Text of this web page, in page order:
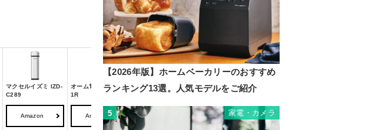
マクセルイズミ IZD-
C289
オーム電機 HB-SB1
1R
Amazon Amazon
【2026年版】ホームベーカリーのおすすめ
ランキング13選。人気モデルをご紹介
5 家電・カメラ